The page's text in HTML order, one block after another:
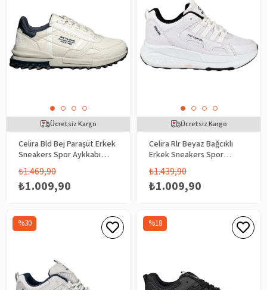
Celira Bld Bej Paraşüt Erkek
Sneakers Spor Aykkabı
8089
₺1.009,90
₺1.469,90
Ücretsiz Kargo
Celira Rlr Beyaz Bağcıklı
Erkek Sneakers Spor
Aykkabı 2025
₺1.009,90
₺1.439,90
Ücretsiz Kargo
%30 %18